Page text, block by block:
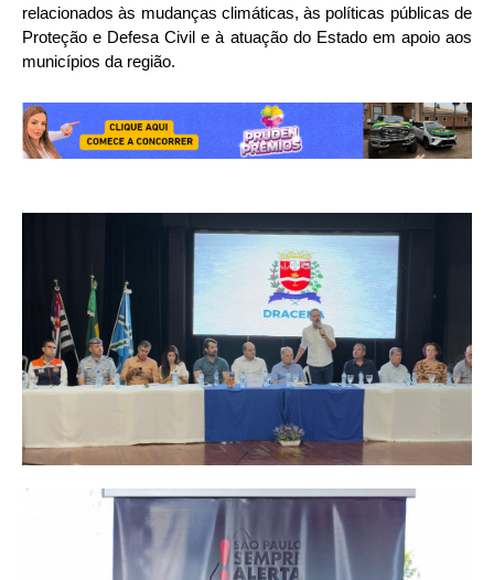
relacionados às mudanças climáticas, às políticas públicas de
Proteção e Defesa Civil e à atuação do Estado em apoio aos
municípios da região.